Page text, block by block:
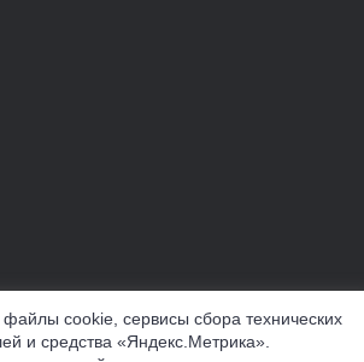
VERTUL
файлы cookie, сервисы сбора технических
и средства «Яндекс.Метрика».